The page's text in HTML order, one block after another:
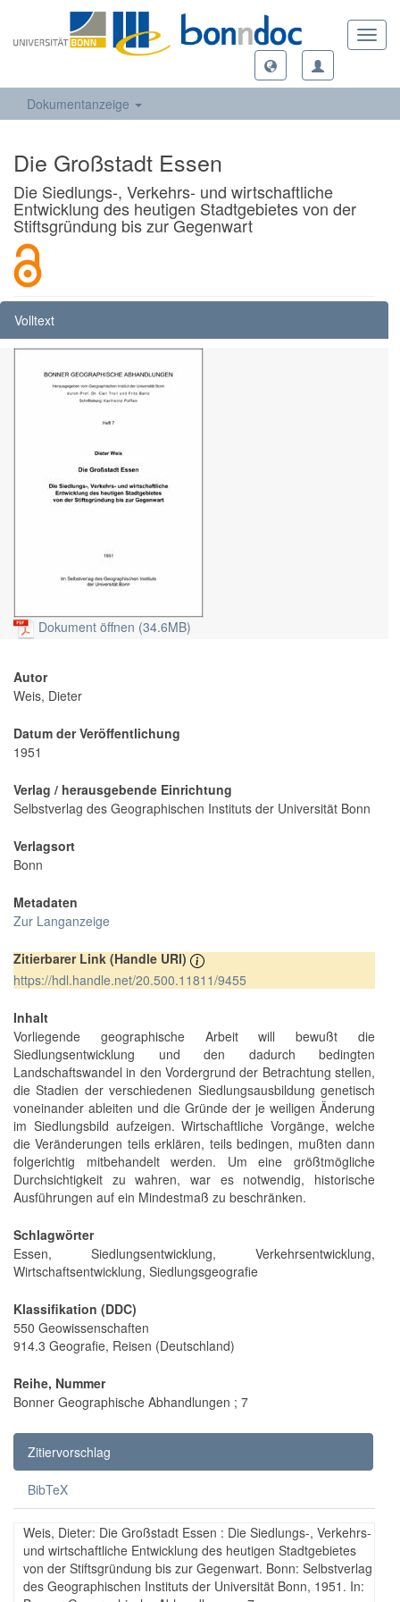
Dokumentanzeige
Die Großstadt Essen
Die Siedlungs-, Verkehrs- und wirtschaftliche
Entwicklung des heutigen Stadtgebietes von der
Stiftsgründung bis zur Gegenwart
Volltext
Dokument öffnen (34.6MB)
Autor
Weis, Dieter
Datum der Veröffentlichung
1951
Verlag / herausgebende Einrichtung
Selbstverlag des Geographischen Instituts der Universität Bonn
Verlagsort
Bonn
Metadaten
Zur Langanzeige
Zitierbarer Link (Handle URI)
https://hdl.handle.net/20.500.11811/9455
Inhalt
Vorliegende geographische Arbeit will bewußt die
Siedlungsentwicklung und den dadurch bedingten
Landschaftswandel in den Vordergrund der Betrachtung stellen,
die Stadien der verschiedenen Siedlungsausbildung genetisch
voneinander ableiten und die Gründe der je weiligen Änderung
im Siedlungsbild aufzeigen. Wirtschaftliche Vorgänge, welche
die Veränderungen teils erklären, teils bedingen, mußten dann
folgerichtig mitbehandelt werden. Um eine größtmögliche
Durchsichtigkeit zu wahren, war es notwendig, historische
Ausführungen auf ein Mindestmaß zu beschränken.
Schlagwörter
Essen, Siedlungsentwicklung, Verkehrsentwicklung,
Wirtschaftsentwicklung, Siedlungsgeografie
Klassifikation (DDC)
550 Geowissenschaften
914.3 Geografie, Reisen (Deutschland)
Reihe, Nummer
Bonner Geographische Abhandlungen ; 7
Zitiervorschlag
BibTeX
Weis, Dieter: Die Großstadt Essen : Die Siedlungs-, Verkehrs-
und wirtschaftliche Entwicklung des heutigen Stadtgebietes
von der Stiftsgründung bis zur Gegenwart. Bonn: Selbstverlag
des Geographischen Instituts der Universität Bonn, 1951. In: